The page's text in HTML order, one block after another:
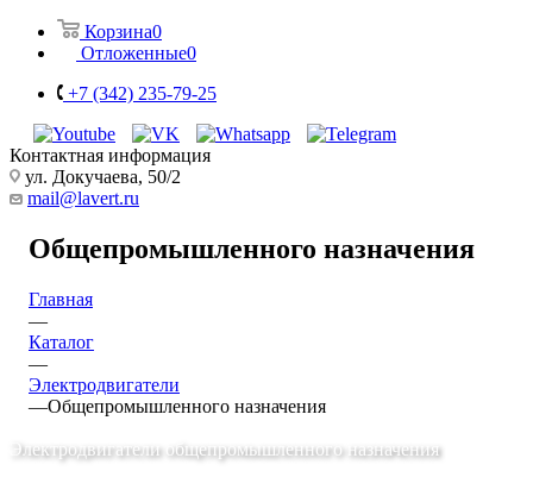
Корзина0
Отложенные0
+7 (342) 235-79-25
Контактная информация
ул. Докучаева, 50/2
mail@lavert.ru
Общепромышленного назначения
Главная
—
Каталог
—
Электродвигатели
—Общепромышленного назначения
Электродвигатели общепромышленного назначения